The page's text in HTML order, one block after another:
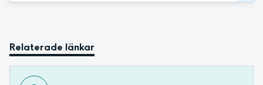
Relaterade länkar